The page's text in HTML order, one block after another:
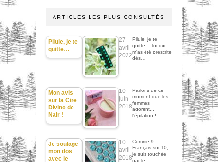
ARTICLES LES PLUS CONSULTÉS
Pilule, je te
quitte…
27
avril
2022
Pilule, je te
quitte... Toi qui
m'as été prescrite
dès…
Mon avis
sur la Cire
Divine de
Nair !
10
juin
2018
Parlons de ce
moment que les
femmes
adorent...
l'épilation !…
Je soulage
mon dos
avec le
10
avril
2018
Comme 9
Français sur 10,
je suis touchée
par le…